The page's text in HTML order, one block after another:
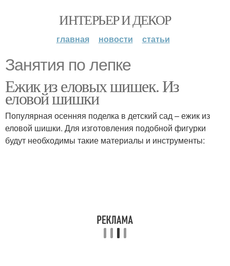
ИНТЕРЬЕР И ДЕКОР
главная новости статьи
Занятия по лепке
Ежик из еловых шишек. Из
еловой шишки
Популярная осенняя поделка в детский сад – ежик из
еловой шишки. Для изготовления подобной фигурки
будут необходимы такие материалы и инструменты: